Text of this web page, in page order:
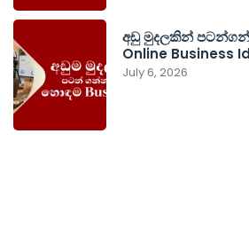
අඩු මුදලකින්
Online Business
July 6, 2026